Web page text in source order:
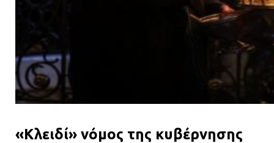
«Κλειδί» νόμος της κυβέρνησης